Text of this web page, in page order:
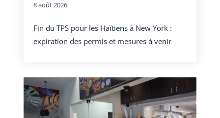
8 août 2026
Fin du TPS pour les Haïtiens à New York :
expiration des permis et mesures à venir